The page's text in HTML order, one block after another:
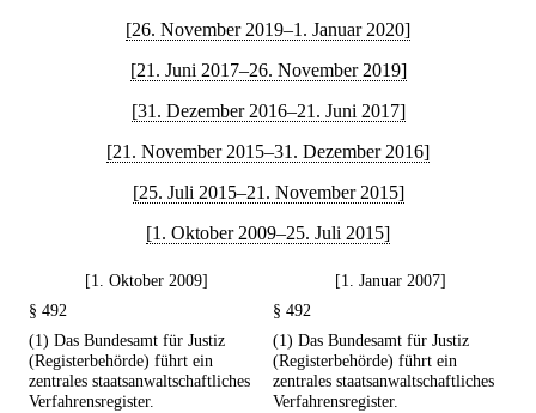
[26. November 2019–1. Januar 2020]
[21. Juni 2017–26. November 2019]
[31. Dezember 2016–21. Juni 2017]
[21. November 2015–31. Dezember 2016]
[25. Juli 2015–21. November 2015]
[1. Oktober 2009–25. Juli 2015]
[1. Oktober 2009]
[1. Januar 2007]
§ 492
§ 492
(1) Das Bundesamt für Justiz
(Registerbehörde) führt ein
zentrales staatsanwaltschaftliches
Verfahrensregister.
(1) Das Bundesamt für Justiz
(Registerbehörde) führt ein
zentrales staatsanwaltschaftliches
Verfahrensregister.